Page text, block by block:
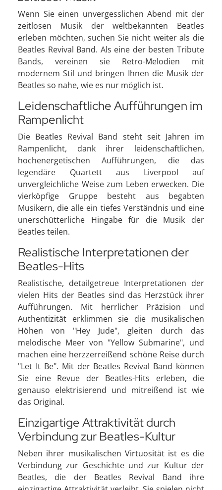
Wenn Sie einen unvergesslichen Abend mit der
zeitlosen Musik der weltbekannten Beatles
erleben möchten, suchen Sie nicht weiter als die
Beatles Revival Band. Als eine der besten Tribute
Bands, vereinen sie Retro-Melodien mit
modernem Stil und bringen Ihnen die Musik der
Beatles so nahe, wie es nur möglich ist.
Leidenschaftliche Aufführungen im
Rampenlicht
Die Beatles Revival Band steht seit Jahren im
Rampenlicht, dank ihrer leidenschaftlichen,
hochenergetischen Aufführungen, die das
legendäre Quartett aus Liverpool auf
unvergleichliche Weise zum Leben erwecken. Die
vierköpfige Gruppe besteht aus begabten
Musikern, die alle ein tiefes Verständnis und eine
unerschütterliche Hingabe für die Musik der
Beatles teilen.
Realistische Interpretationen der
Beatles-Hits
Realistische, detailgetreue Interpretationen der
vielen Hits der Beatles sind das Herzstück ihrer
Aufführungen. Mit herrlicher Präzision und
Authentizität erklimmen sie die musikalischen
Höhen von "Hey Jude", gleiten durch das
melodische Meer von "Yellow Submarine", und
machen eine herzzerreißend schöne Reise durch
"Let It Be". Mit der Beatles Revival Band können
Sie eine Revue der Beatles-Hits erleben, die
genauso elektrisierend und mitreißend ist wie
das Original.
Einzigartige Attraktivität durch
Verbindung zur Beatles-Kultur
Neben ihrer musikalischen Virtuosität ist es die
Verbindung zur Geschichte und zur Kultur der
Beatles, die der Beatles Revival Band ihre